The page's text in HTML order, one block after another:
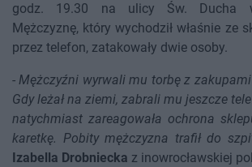
godz. 19.30 na ulicy Św. Ducha w
Mężczyznę, który wychodził właśnie ze
przez telefon, zatakowały dwie osoby.
-Mężczyźni wyrwali mu torbę z
Gdy leżał na ziemi, zabrali mu jeszcze
natychmiast zareagowała ochrona
karetkę. Pobity mężczyzna trafił do
Izabella Drobniecka z inowrocławskiej